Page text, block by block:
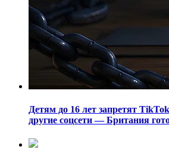
Детям до 16 лет запретят
другие соцсети — Британия